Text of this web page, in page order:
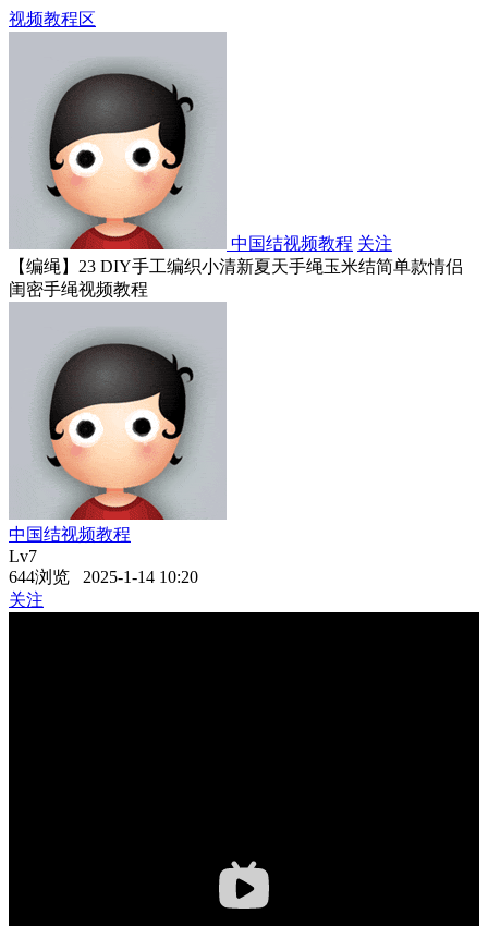
视频教程区
中国结视频教程 关注
【编绳】23 DIY手工编织小清新夏天手绳玉米结简单款情侣
闺密手绳视频教程
中国结视频教程
Lv7
644浏览 2025-1-14 10:20
关注